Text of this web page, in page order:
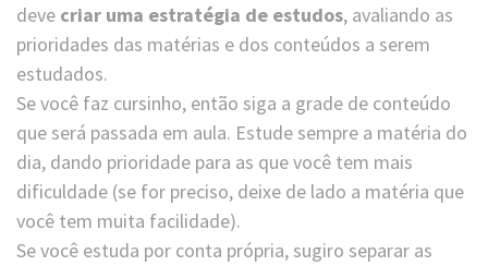
deve criar uma estratégia de estudos, avaliando as
prioridades das matérias e dos conteúdos a serem
estudados.
Se você faz cursinho, então siga a grade de conteúdo
que será passada em aula. Estude sempre a matéria do
dia, dando prioridade para as que você tem mais
dificuldade (se for preciso, deixe de lado a matéria que
você tem muita facilidade).
Se você estuda por conta própria, sugiro separar as